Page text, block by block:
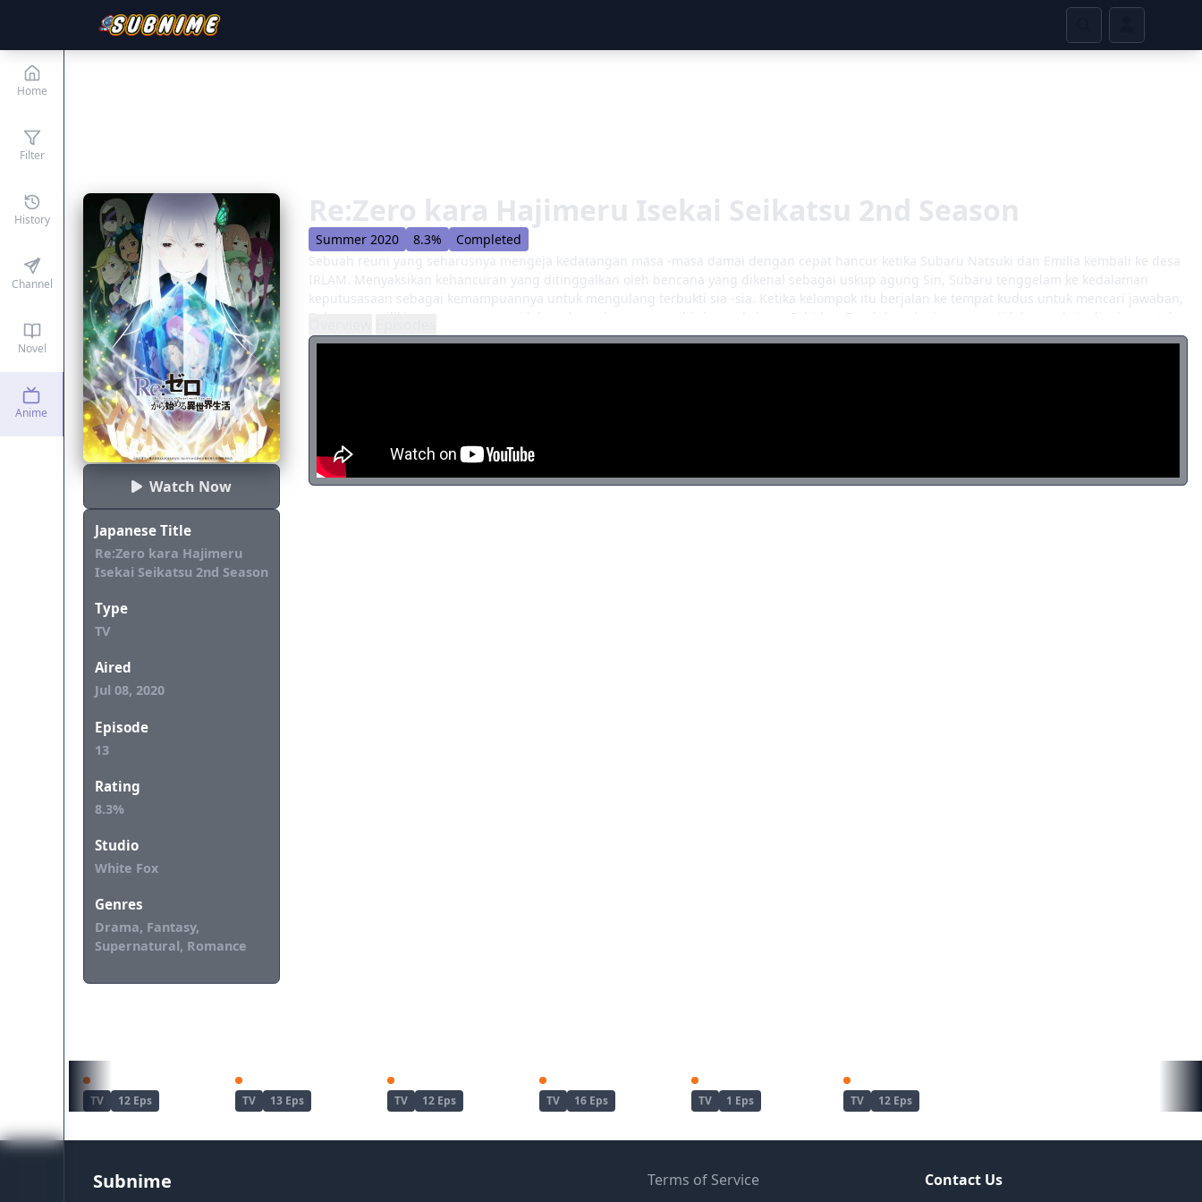
Home
Filter
History
Channel
Novel
Anime
Watch Now
Japanese Title
Re:Zero kara Hajimeru
Isekai Seikatsu 2nd Season
Type
TV
Aired
Jul 08, 2020
Episode
13
Rating
8.3%
Studio
White Fox
Genres
Drama, Fantasy,
Supernatural, Romance
Re:Zero kara Hajimeru Isekai Seikatsu 2nd Season
Summer 2020 8.3%
Completed
Sebuah reuni yang seharusnya mengeja kedatangan masa -masa damai dengan cepat hancur ketika Subaru Natsuki dan Emilia kembali ke desa
IRLAM. Menyaksikan kehancuran yang ditinggalkan oleh bencana yang dikenal sebagai uskup agung Sin, Subaru tenggelam ke kedalaman
keputusasaan sebagai kemampuannya untuk mengulang terbukti sia -sia. Ketika kelompok itu berjalan ke tempat kudus untuk mencari jawaban,
Subaru memiliki pertemuan yang tidak terduga dengan penyihir keserakahan - Echidna. Tunduk pada ritme yang tidak ternak, ia dipaksa untuk
menyelam ke dalam spiral masa lalu dan masa depan. Pada saat yang sama, beberapa ancaman misterius mengarahkan pandangan mereka di
TV 12 Eps TV 13 Eps TV 12 Eps TV 16 Eps TV 1 Eps TV 12 Eps
Subnime
Terms of Service
Contact Us